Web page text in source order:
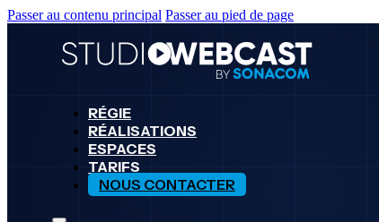
Passer au contenu principal Passer au pied de page
RÉGIE
RÉALISATIONS
ESPACES
TARIFS
NOUS CONTACTER